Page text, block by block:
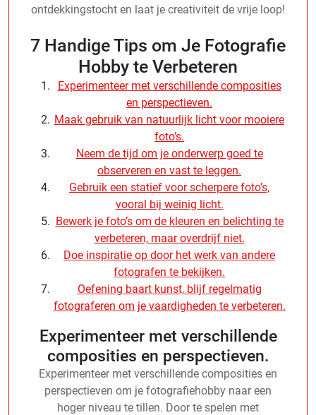
ontdekkingstocht en laat je creativiteit de vrije loop!
7 Handige Tips om Je Fotografie
Hobby te Verbeteren
Experimenteer met verschillende composities
en perspectieven.
Maak gebruik van natuurlijk licht voor mooiere
foto’s.
Neem de tijd om je onderwerp goed te
observeren en vast te leggen.
Gebruik een statief voor scherpere foto’s,
vooral bij weinig licht.
Bewerk je foto’s om de kleuren en belichting te
verbeteren, maar overdrijf niet.
Doe inspiratie op door het werk van andere
fotografen te bekijken.
Oefening baart kunst, blijf regelmatig
fotograferen om je vaardigheden te verbeteren.
Experimenteer met verschillende
composities en perspectieven.
Experimenteer met verschillende composities en
perspectieven om je fotografiehobby naar een
hoger niveau te tillen. Door te spelen met